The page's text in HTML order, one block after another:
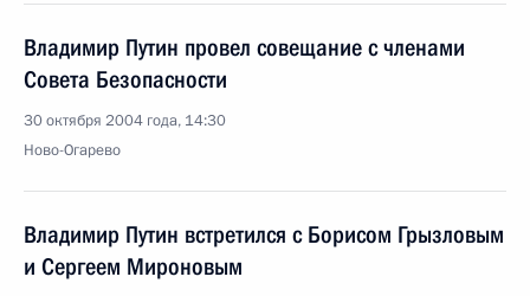
Владимир Путин провел совещание с членами
Совета Безопасности
30 октября 2004 года, 14:30
Ново-Огарево
Владимир Путин встретился с Борисом Грызловым
и Сергеем Мироновым